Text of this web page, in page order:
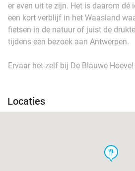
er even uit te zijn. Het is daarom dé
een kort verblijf in het Waasland
fietsen in de natuur of juist de
tijdens een bezoek aan Antwerpen.
Ervaar het zelf bij De Blauwe Hoeve!
Locaties
food